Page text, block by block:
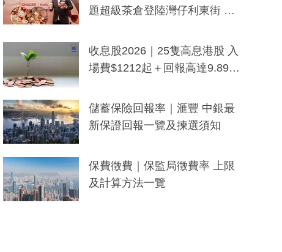
題超級茶倉登陸灣仔利東街 推
y及香港限定特調系列
收息股2026｜25隻高息港股 入
場費$1212起＋回報高達9.89
儲蓄保險回報率｜滙豐 中銀最
新保證回報一覽及揀選須知
保費徵費｜保監局徵費率 上限
及計算方法一覽